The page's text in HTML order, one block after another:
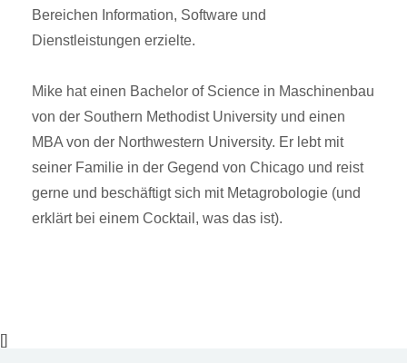
Bereichen Information, Software und
Dienstleistungen erzielte.
Mike hat einen Bachelor of Science in Maschinenbau
von der Southern Methodist University und einen
MBA von der Northwestern University. Er lebt mit
seiner Familie in der Gegend von Chicago und reist
gerne und beschäftigt sich mit Metagrobologie (und
erklärt bei einem Cocktail, was das ist).
[]